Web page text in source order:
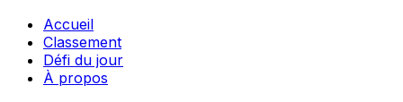
Accueil
Classement
Défi du jour
À propos